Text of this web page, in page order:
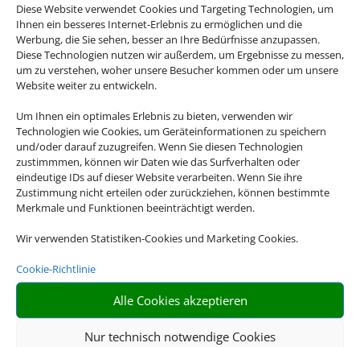
Diese Website verwendet Cookies und Targeting Technologien, um
Ihnen ein besseres Internet-Erlebnis zu ermöglichen und die
Werbung, die Sie sehen, besser an Ihre Bedürfnisse anzupassen.
Diese Technologien nutzen wir außerdem, um Ergebnisse zu messen,
um zu verstehen, woher unsere Besucher kommen oder um unsere
Website weiter zu entwickeln.
Um Ihnen ein optimales Erlebnis zu bieten, verwenden wir
Technologien wie Cookies, um Geräteinformationen zu speichern
und/oder darauf zuzugreifen. Wenn Sie diesen Technologien
zustimmmen, können wir Daten wie das Surfverhalten oder
eindeutige IDs auf dieser Website verarbeiten. Wenn Sie ihre
Zustimmung nicht erteilen oder zurückziehen, können bestimmte
Merkmale und Funktionen beeinträchtigt werden.
Wir verwenden Statistiken-Cookies und Marketing Cookies.
Cookie-Richtlinie
Alle Cookies akzeptieren
Nur technisch notwendige Cookies